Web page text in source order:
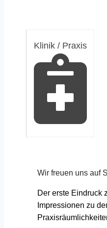
Klinik / Praxis
Wir freuen uns auf
Der erste Eindruck
Impressionen zu